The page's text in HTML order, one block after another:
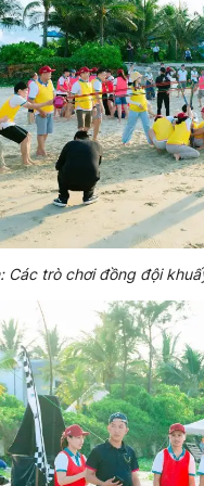
Các trò chơi đồng đội